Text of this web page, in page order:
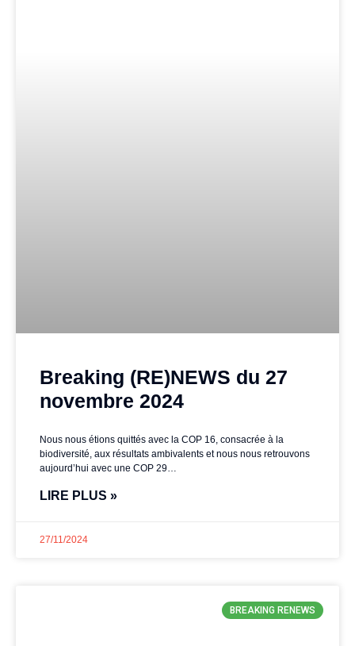
Breaking (RE)NEWS du 27
novembre 2024
Nous nous étions quittés avec la COP 16, consacrée à la
biodiversité, aux résultats ambivalents et nous nous retrouvons
aujourd’hui avec une COP 29…
LIRE PLUS »
27/11/2024
BREAKING RENEWS